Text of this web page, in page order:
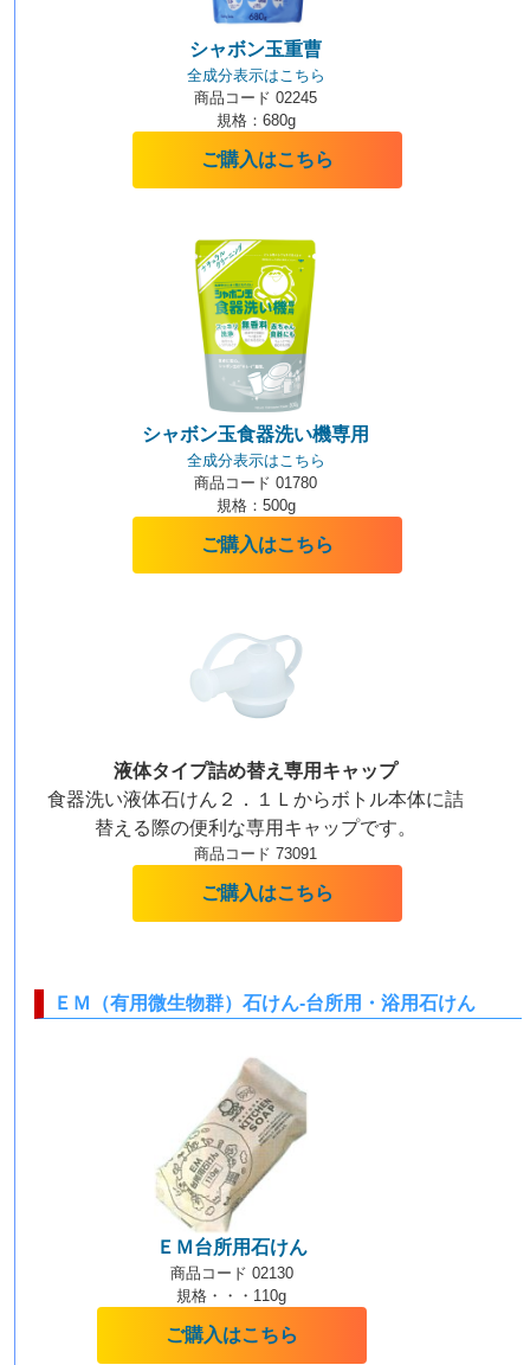
シャボン玉重曹
全成分表示はこちら
商品コード 02245
規格：680g
ご購入はこちら
シャボン玉食器洗い機専用
全成分表示はこちら
商品コード 01780
規格：500g
ご購入はこちら
液体タイプ詰め替え専用キャップ
食器洗い液体石けん２．１Ｌからボトル本体に詰
替える際の便利な専用キャップです。
商品コード 73091
ご購入はこちら
ＥＭ（有用微生物群）石けん-台所用・浴用石けん
ＥＭ台所用石けん
商品コード 02130
規格・・・110g
ご購入はこちら